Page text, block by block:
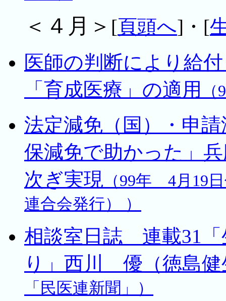
＜４月＞ [頁頭へ]・[
医師の判断により給
「育成医療」の適用
法定減免（国）・申
保減免で助かった」
次ぎ実現 （99年 4月19
連合会発行） ）
相談室日誌 連載31「
り」西川 優（徳島健
「民医連新聞」）